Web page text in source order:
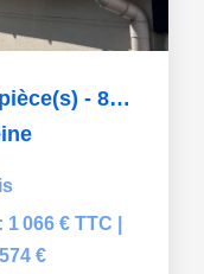
VILLENNES SUR SEINE - 4 pièce(s) - 82.04 m2
066 € TTC
€